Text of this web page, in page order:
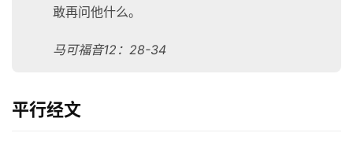
敢再问他什么。
马可福音12：28-34
平行经文